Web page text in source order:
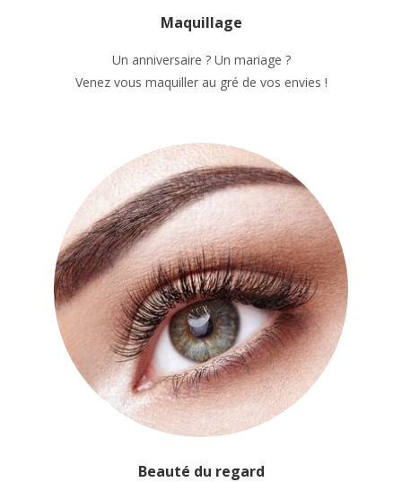
Maquillage
Un anniversaire ? Un mariage ?
Venez vous maquiller au gré de vos envies !
Beauté du regard